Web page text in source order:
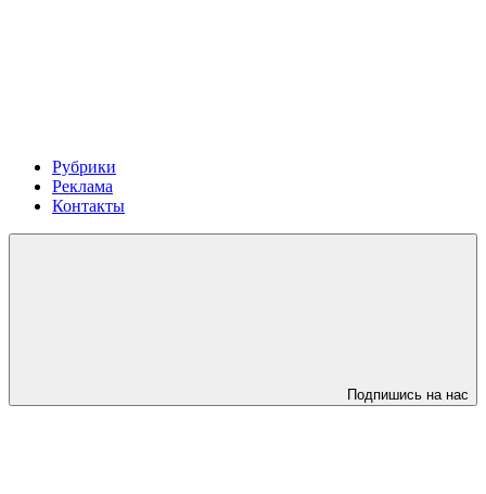
Рубрики
Реклама
Контакты
Подпишись на нас